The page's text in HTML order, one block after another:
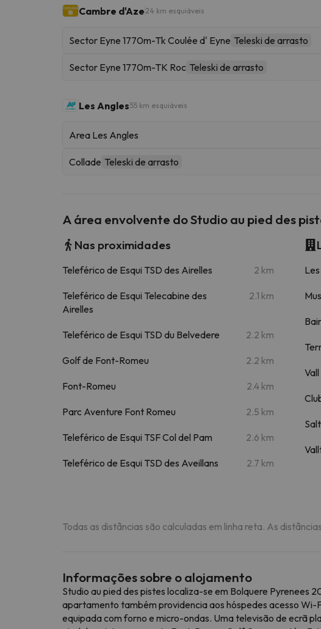
Cambre d'Aze 24 km esquiáveis
Sector Eyne 1770m-Tk Coulée d' Eyne Teleski de arrasto
Sector Eyne 1770m-TK Roc Teleski de arrasto
Les Angles 55 km esquiáveis
Area Les Angles
Collade Teleski de arrasto
A área envolvente do Studio au pied des
Nas proximidades
Teleférico de Esqui TSD des Airelles 2 km
Teleférico de Esqui Telecabine des
Airelles
2.1 km
Teleférico de Esqui TSD du Belvedere 2.2 km
Golf de Font-Romeu 2.2 km
Font-Romeu 2.4 km
Parc Aventure Font Romeu 2.5 km
Teleférico de Esqui TSF Col del Pam 2.6 km
Teleférico de Esqui TSD des Aveillans 2.7 km
Todas as distâncias são calculadas em linha reta. As
Informações sobre o alojamento
Studio au pied des pistes localiza-se em Bolquere Pyrenees
apartamento também providencia aos hóspedes acesso
equipada com forno e micro-ondas. Uma televisão de ecrã